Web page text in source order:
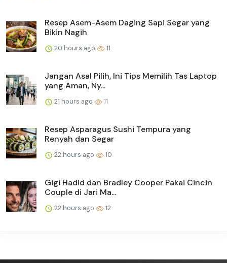
Resep Asem-Asem Daging Sapi Segar yang
Bikin Nagih
20 hours ago 11
Jangan Asal Pilih, Ini Tips Memilih Tas Laptop
yang Aman, Ny...
21 hours ago 11
Resep Asparagus Sushi Tempura yang
Renyah dan Segar
22 hours ago 10
Gigi Hadid dan Bradley Cooper Pakai Cincin
Couple di Jari Ma...
22 hours ago 12